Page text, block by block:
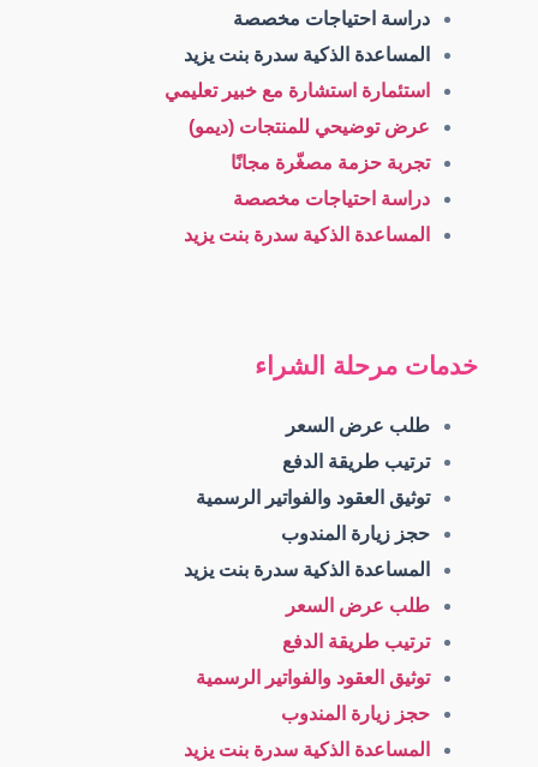
دراسة احتياجات مخصصة
المساعدة الذكية سدرة بنت يزيد
استئمارة استشارة مع خبير تعليمي
عرض توضيحي للمنتجات (ديمو)
تجربة حزمة مصغّرة مجانًا
دراسة احتياجات مخصصة
المساعدة الذكية سدرة بنت يزيد
خدمات مرحلة الشراء
طلب عرض السعر
ترتيب طريقة الدفع
توثيق العقود والفواتير الرسمية
حجز زيارة المندوب
المساعدة الذكية سدرة بنت يزيد
طلب عرض السعر
ترتيب طريقة الدفع
توثيق العقود والفواتير الرسمية
حجز زيارة المندوب
المساعدة الذكية سدرة بنت يزيد